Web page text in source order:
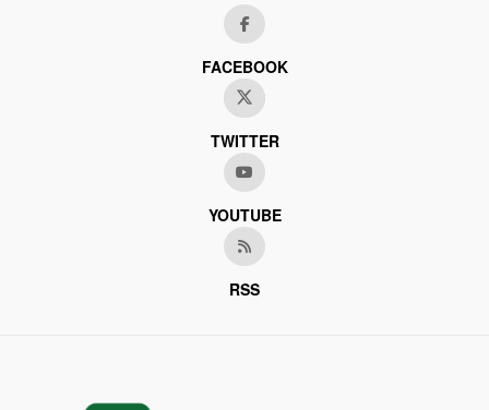
FACEBOOK
TWITTER
YOUTUBE
RSS